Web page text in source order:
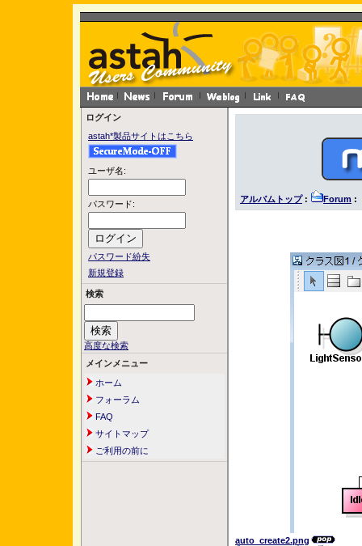
ログイン
astah*製品サイトはこちら
ユーザ名:
パスワード:
パスワード紛失
新規登録
検索
高度な検索
メインメニュー
ホーム
フォーラム
FAQ
サイトマップ
ご利用の前に
アルバムトップ: Forum :
auto_create2.png